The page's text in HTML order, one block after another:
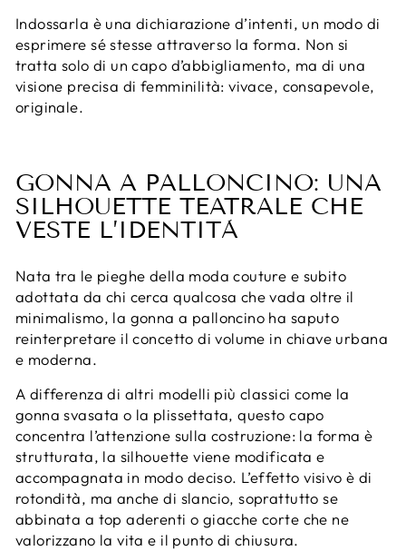
Indossarla è una dichiarazione d’intenti, un modo di
esprimere sé stesse attraverso la forma. Non si
tratta solo di un capo d’abbigliamento, ma di una
visione precisa di femminilità: vivace, consapevole,
originale.
GONNA A PALLONCINO: UNA
SILHOUETTE TEATRALE CHE
VESTE L’IDENTITÀ
Nata tra le pieghe della moda couture e subito
adottata da chi cerca qualcosa che vada oltre il
minimalismo, la gonna a palloncino ha saputo
reinterpretare il concetto di volume in chiave urbana
e moderna.
A differenza di altri modelli più classici come la
gonna svasata o la plissettata, questo capo
concentra l’attenzione sulla costruzione: la forma è
strutturata, la silhouette viene modificata e
accompagnata in modo deciso. L’effetto visivo è di
rotondità, ma anche di slancio, soprattutto se
abbinata a top aderenti o giacche corte che ne
valorizzano la vita e il punto di chiusura.